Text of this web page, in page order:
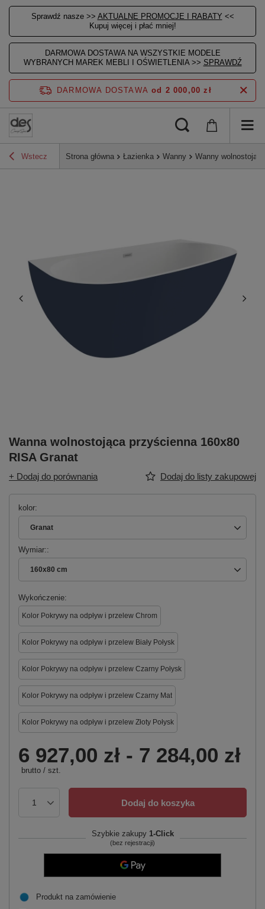
Sprawdź nasze >> AKTUALNE PROMOCJE I RABATY <<
Kupuj więcej i płać mniej!
DARMOWA DOSTAWA NA WSZYSTKIE MODELE
WYBRANYCH MAREK MEBLI I OŚWIETLENIA >> SPRAWDŹ
DARMOWA DOSTAWA od 2 000,00 zł
Wstecz Strona główna Łazienka Wanny Wanny
Wanna wolnostojąca przyścienna 160x80
RISA Granat
+ Dodaj do porównania Dodaj do listy zakupowej
kolor
Granat
Wymiar:
160x80 cm
Wykończenie
Kolor Pokrywy na odpływ i przelew Chrom
Kolor Pokrywy na odpływ i przelew Biały Połysk
Kolor Pokrywy na odpływ i przelew Czarny Połysk
Kolor Pokrywy na odpływ i przelew Czarny Mat
Kolor Pokrywy na odpływ i przelew Złoty Połysk
6 927,00 zł - 7 284,00 zł
brutto / szt.
Dodaj do koszyka
Szybkie zakupy 1-Click
(bez rejestracji)
Produkt na zamówienie